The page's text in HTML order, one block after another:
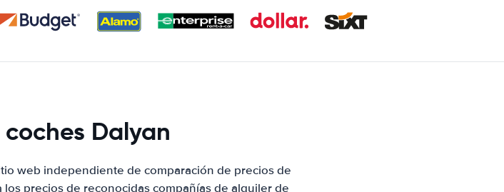
Dalyan
web independiente de comparación de precios de
precios de reconocidas compañías de alquiler de